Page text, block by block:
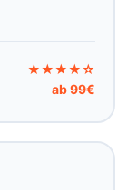
★★★★☆
ab 99€